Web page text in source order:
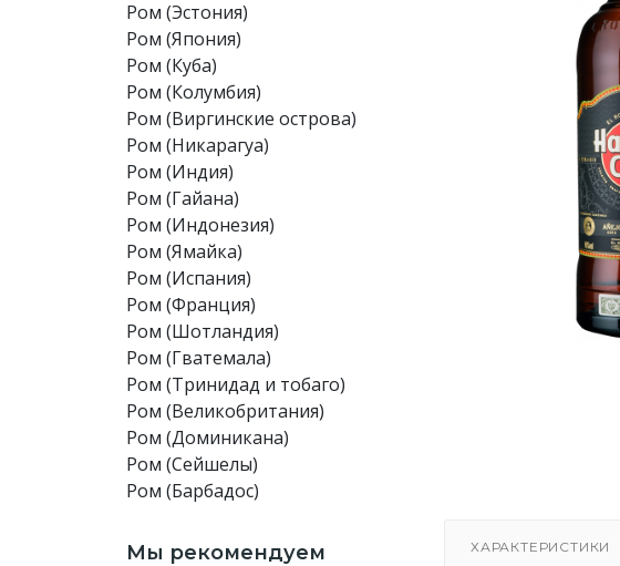
Ром (Эстония)
Ром (Япония)
Ром (Куба)
Ром (Колумбия)
Ром (Виргинские острова)
Ром (Никарагуа)
Ром (Индия)
Ром (Гайана)
Ром (Индонезия)
Ром (Ямайка)
Ром (Испания)
Ром (Франция)
Ром (Шотландия)
Ром (Гватемала)
Ром (Тринидад и тобаго)
Ром (Великобритания)
Ром (Доминикана)
Ром (Сейшелы)
Ром (Барбадос)
Мы рекомендуем ХАРАКТЕРИСТИКИ